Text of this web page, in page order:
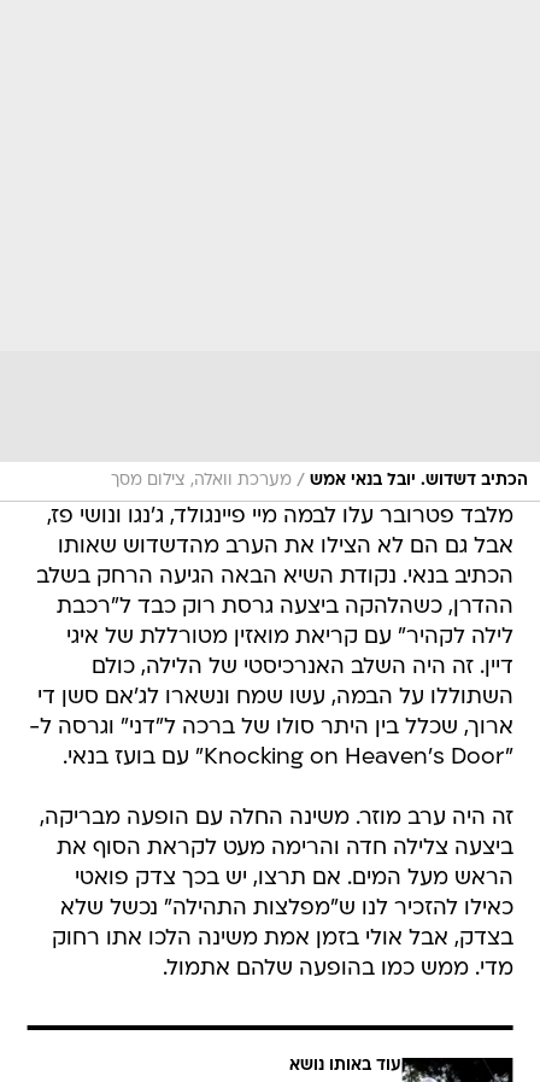
הכתיב דשדוש. יובל בנאי אמש / מערכת וואלה, צילום מסך
מלבד פטרובר עלו לבמה מיי פיינגולד, ג'נגו ונושי פז,
אבל גם הם לא הצילו את הערב מהדשדוש שאותו
הכתיב בנאי. נקודת השיא הבאה הגיעה הרחק בשלב
ההדרן, כשהלהקה ביצעה גרסת רוק כבד ל"רכבת
לילה לקהיר" עם קריאת מואזין מטורללת של איגי
דיין. זה היה השלב האנרכיסטי של הלילה, כולם
השתוללו על הבמה, עשו שמח ונשארו לג'אם סשן די
ארוך, שכלל בין היתר סולו של ברכה ל"דני" וגרסה ל-
"Knocking on Heaven's Door" עם בועז בנאי.
זה היה ערב מוזר. משינה החלה עם הופעה מבריקה,
ביצעה צלילה חדה והרימה מעט לקראת הסוף את
הראש מעל המים. אם תרצו, יש בכך צדק פואטי 
כאילו להזכיר לנו ש"מפלצות התהילה" נכשל שלא
בצדק, אבל אולי בזמן אמת משינה הלכו אתו רחוק
מדי. ממש כמו בהופעה שלהם אתמול.
עוד באותו נושא